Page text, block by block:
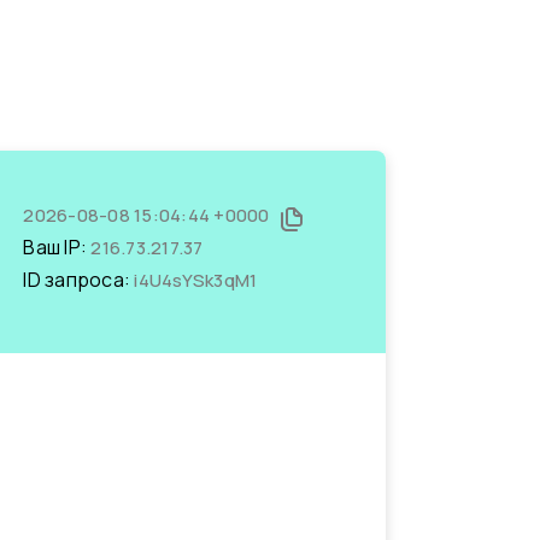
2026-08-08 15:04:44 +0000
Ваш IP:216.73.217.37
ID запроса:i4U4sYSk3qM1